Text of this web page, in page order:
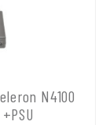
N4100